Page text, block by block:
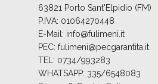
63821 Porto Sant'Elpidio (FM)
P.IVA: 01064270448
E-Mail: info@fulimeni.it
PEC: fulimeni@pecgarantita.it
TEL: 0734/993283
WHATSAPP: 335/6548083